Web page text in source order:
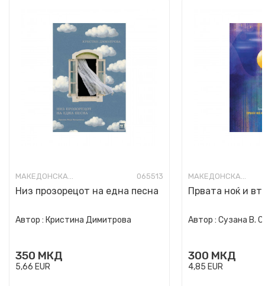
МАКЕДОНСКА ПОЕЗИЈА 065513
Низ прозорецот на една песна
Автор : Кристина Димитрова
350 МКД
5,66 EUR
МАКЕДОНСКА ПОЕЗИЈА
Првата ноќ и
Автор : Сузана В.
300 МКД
4,85 EUR